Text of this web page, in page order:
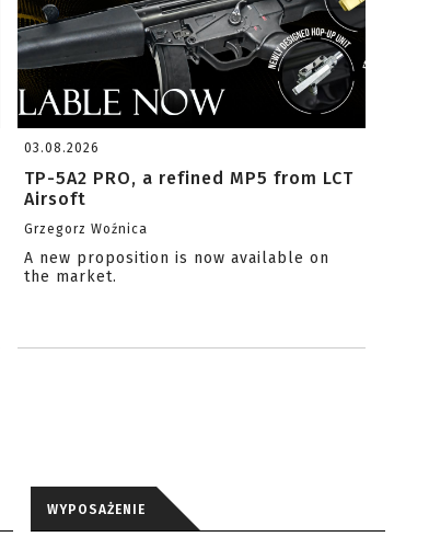
03.08.2026
TP-5A2 PRO, a refined MP5 from LCT
Airsoft
Grzegorz Woźnica
A new proposition is now available on
the market.
WYPOSAŻENIE